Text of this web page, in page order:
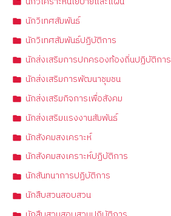
นักวิเทศสัมพันธ์
นักวิเทศสัมพันธ์ปฏิบัติการ
นักส่งเสริมการปกครองท้องถิ่นปฏิบัติการ
นักส่งเสริมการพัฒนาชุมชน
นักส่งเสริมกิจการเพื่อสังคม
นักส่งเสริมแรงงานสัมพันธ์
นักสังคมสงเคราะห์
นักสังคมสงเคราะห์ปฏิบัติการ
นักสันทนาการปฏิบัติการ
นักสืบสวนสอบสวน